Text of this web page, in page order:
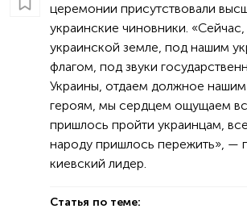
церемонии присутствовали
украинские чиновники.
украинской земле, под нашим
флагом, под звуки
Украины, отдаем должное
героям, мы сердцем ощущаем
пришлось пройти украинцам,
народу пришлось пережить», —
киевский лидер.
Статья по теме: